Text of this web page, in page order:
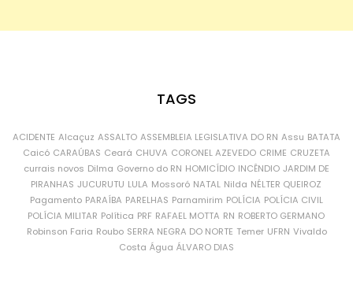
TAGS
ACIDENTE Alcaçuz ASSALTO ASSEMBLEIA LEGISLATIVA DO RN Assu BATATA
Caicó CARAÚBAS Ceará CHUVA CORONEL AZEVEDO CRIME CRUZETA
currais novos Dilma Governo do RN HOMICÍDIO INCÊNDIO JARDIM DE
PIRANHAS JUCURUTU LULA Mossoró NATAL Nilda NÉLTER QUEIROZ
Pagamento PARAÍBA PARELHAS Parnamirim POLÍCIA POLÍCIA CIVIL
POLÍCIA MILITAR Política PRF RAFAEL MOTTA RN ROBERTO GERMANO
Robinson Faria Roubo SERRA NEGRA DO NORTE Temer UFRN Vivaldo
Costa Água ÁLVARO DIAS